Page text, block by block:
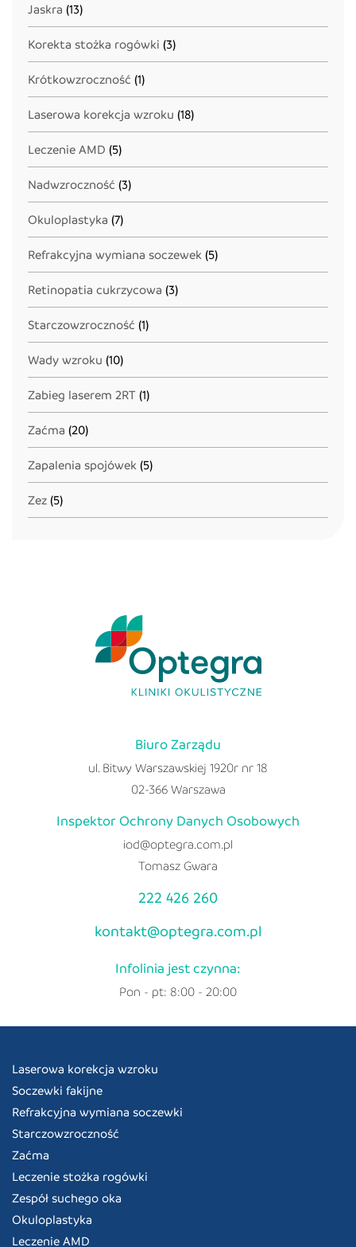
Jaskra (13)
Korekta stożka rogówki (3)
Krótkowzroczność (1)
Laserowa korekcja wzroku (18)
Leczenie AMD (5)
Nadwzroczność (3)
Okuloplastyka (7)
Refrakcyjna wymiana soczewek (5)
Retinopatia cukrzycowa (3)
Starczowzroczność (1)
Wady wzroku (10)
Zabieg laserem 2RT (1)
Zaćma (20)
Zapalenia spojówek (5)
Zez (5)
Biuro Zarządu
ul. Bitwy Warszawskiej 1920r nr 18
02-366 Warszawa
Inspektor Ochrony Danych Osobowych
iod@optegra.com.pl
Tomasz Gwara
222 426 260
kontakt@optegra.com.pl
Infolinia jest czynna:
Pon - pt: 8:00 - 20:00
Laserowa korekcja wzroku
Soczewki fakijne
Refrakcyjna wymiana soczewki
Starczowzroczność
Zaćma
Leczenie stożka rogówki
Zespół suchego oka
Okuloplastyka
Leczenie AMD